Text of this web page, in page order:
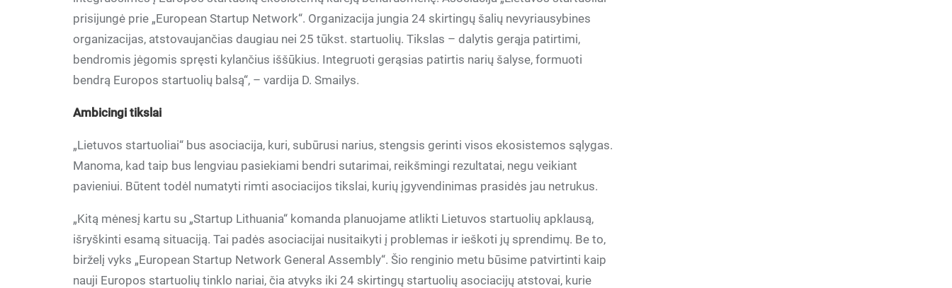
prisijungė prie „European Startup Network“. Organizacija jungia 24 skirtingų šalių nevyriausybines
organizacijas, atstovaujančias daugiau nei 25 tūkst. startuolių. Tikslas – dalytis gerąja patirtimi,
bendromis jėgomis spręsti kylančius iššūkius. Integruoti gerąsias patirtis narių šalyse, formuoti
bendrą Europos startuolių balsą“, – vardija D. Smailys.
Ambicingi tikslai
„Lietuvos startuoliai“ bus asociacija, kuri, subūrusi narius, stengsis gerinti visos ekosistemos sąlygas.
Manoma, kad taip bus lengviau pasiekiami bendri sutarimai, reikšmingi rezultatai, negu veikiant
pavieniui. Būtent todėl numatyti rimti asociacijos tikslai, kurių įgyvendinimas prasidės jau netrukus.
„Kitą mėnesį kartu su „Startup Lithuania“ komanda planuojame atlikti Lietuvos startuolių apklausą,
išryškinti esamą situaciją. Tai padės asociacijai nusitaikyti į problemas ir ieškoti jų sprendimų. Be to,
birželį vyks „European Startup Network General Assembly“. Šio renginio metu būsime patvirtinti kaip
nauji Europos startuolių tinklo nariai, čia atvyks iki 24 skirtingų startuolių asociacijų atstovai, kurie